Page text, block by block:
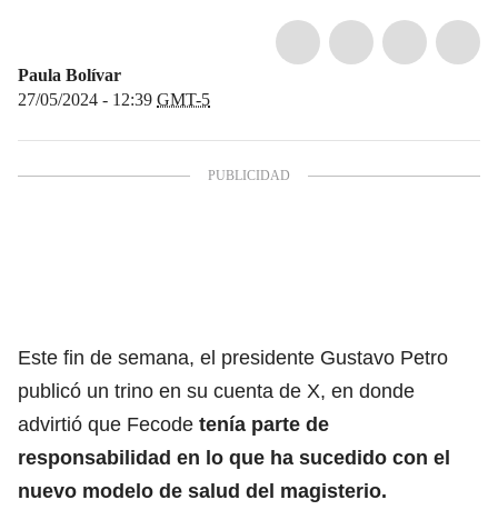
Paula Bolívar
27/05/2024 - 12:39 GMT-5
Este fin de semana, el presidente Gustavo Petro
publicó un trino en su cuenta de X, en donde
advirtió que Fecode tenía parte de
responsabilidad en lo que ha sucedido con el
nuevo modelo de salud del magisterio.